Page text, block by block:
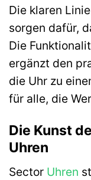
Die klaren
sorgen dafür,
Die
ergänzt den
die Uhr zu
für alle, die
Die Kunst
Uhren
Sector Uhren